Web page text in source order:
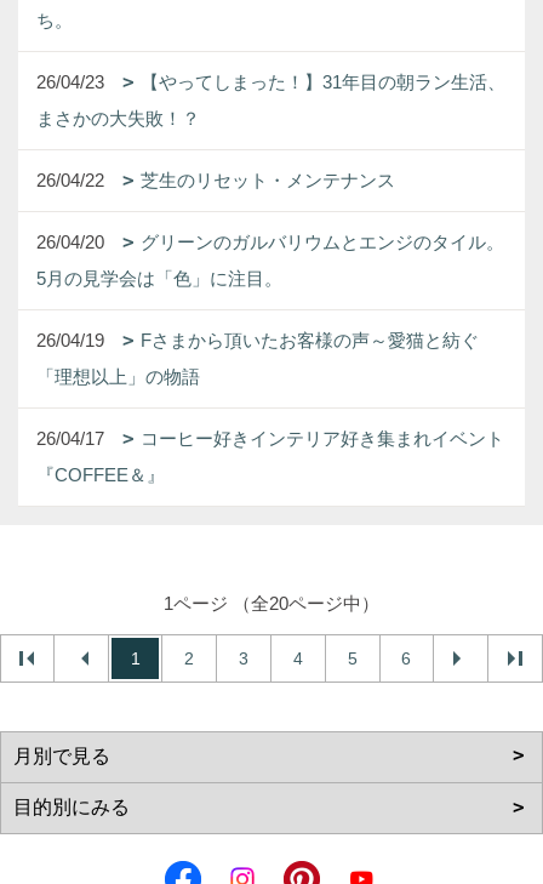
ち。
26/04/23
【やってしまった！】31年目の朝ラン生活、
まさかの大失敗！？
26/04/22 芝生のリセット・メンテナンス
26/04/20
グリーンのガルバリウムとエンジのタイル。
5月の見学会は「色」に注目。
26/04/19
Fさまから頂いたお客様の声～愛猫と紡ぐ
「理想以上」の物語
26/04/17
コーヒー好きインテリア好き集まれイベント
『COFFEE＆』
1ページ （全20ページ中）
1 2 3 4 5 6